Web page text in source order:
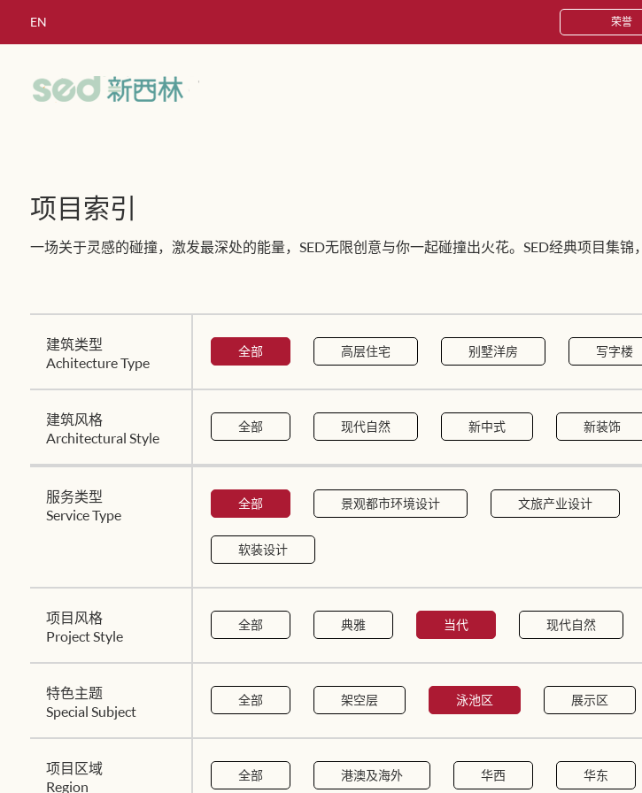
EN 荣誉
项目索引
一场关于灵感的碰撞，激发最深处的能量，SED无限创意与你一起碰撞出火花。SED经典项目集锦
建筑类型
Achitecture Type
全部 高层住宅 别墅洋房 写字楼
建筑风格
Architectural Style
全部 现代自然 新中式 新装饰
服务类型
Service Type
全部 景观都市环境设计 文旅产业设计
软装设计
项目风格
Project Style
全部 典雅 当代 现代自然
特色主题
Special Subject
全部 架空层 泳池区 展示区
项目区域
Region
全部 港澳及海外 华西 华东